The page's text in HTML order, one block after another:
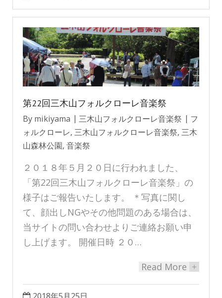
第22回三木山フォルクローレ音楽祭
By mikiyama 三木山フォルクローレ音楽祭
フ
ォルクローレ, 三木山フォルクローレ音楽祭, 三木
山森林公園, 音楽祭
２０１８年５月２０日に行われました、
「第22回三木山フォルクローレ音楽祭」の
様子はご報告いたします。 ＊写真に関し
て、顔出しNGやその他問題のある場合は、
当サイトの問い合わせよりご連絡お願い申
し上げます。 開催日時 ２０…
Read More +